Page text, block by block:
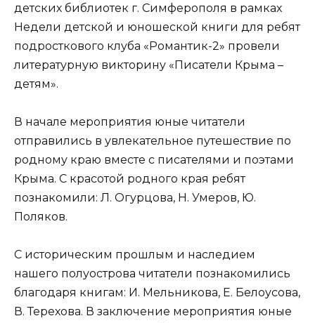
детских библиотек г. Симферополя в рамках
Недели детской и юношеской книги для ребят
подросткового клуба «Романтик-2» провели
литературную викторину «Писатели Крыма –
детям».
В начале мероприятия юные читатели
отправились в увлекательное путешествие по
родному краю вместе с писателями и поэтами
Крыма. С красотой родного края ребят
познакомили: Л. Огурцова, Н. Умеров, Ю.
Поляков.
С историческим прошлым и наследием
нашего полуострова читатели познакомились
благодаря книгам: И. Мельникова, Е. Белоусова,
В. Терехова. В заключение мероприятия юные